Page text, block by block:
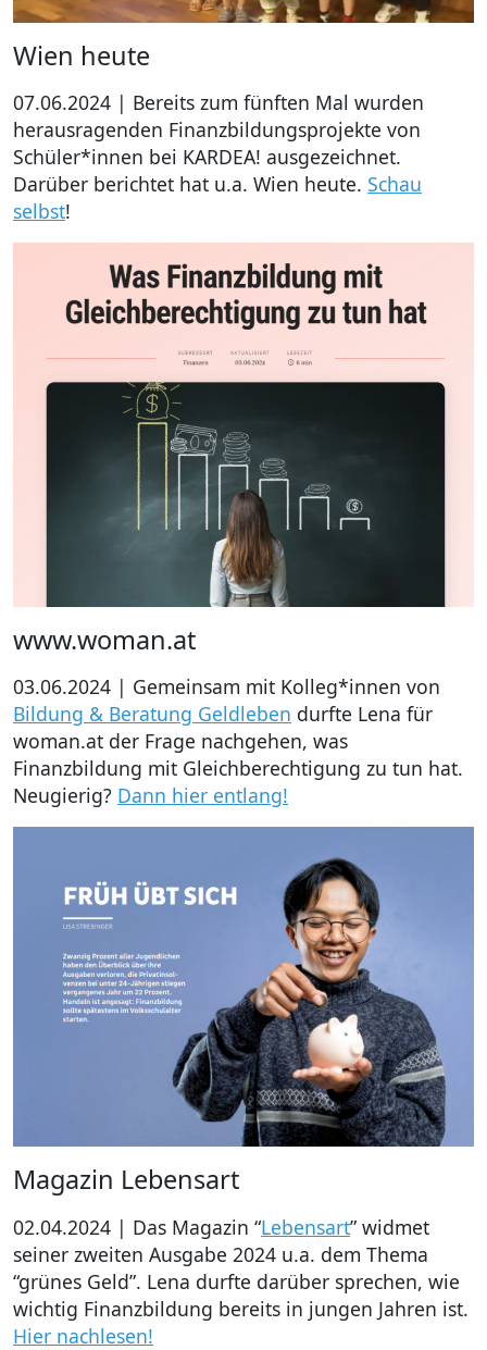
Wien heute
07.06.2024 | Bereits zum fünften Mal wurden
herausragenden Finanzbildungsprojekte von
Schüler*innen bei KARDEA! ausgezeichnet.
Darüber berichtet hat u.a. Wien heute. Schau
selbst!
www.woman.at
03.06.2024 | Gemeinsam mit Kolleg*innen von
Bildung & Beratung Geldleben durfte Lena für
woman.at der Frage nachgehen, was
Finanzbildung mit Gleichberechtigung zu tun hat.
Neugierig? Dann hier entlang!
Magazin Lebensart
02.04.2024 | Das Magazin “Lebensart” widmet
seiner zweiten Ausgabe 2024 u.a. dem Thema
“grünes Geld”. Lena durfte darüber sprechen, wie
wichtig Finanzbildung bereits in jungen Jahren ist.
Hier nachlesen!